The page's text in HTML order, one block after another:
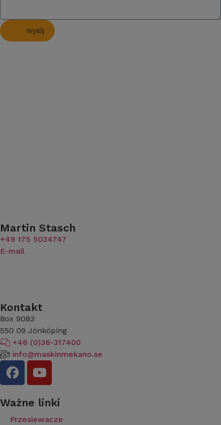
Wyślij
Martin Stasch
+49 175 5034747
E-mail
Kontakt
Box 9083
​​​​​​​550 09 Jönköping
+46 (0)36-317400
info@maskinmekano.se
Ważne linki
Przesiewacze